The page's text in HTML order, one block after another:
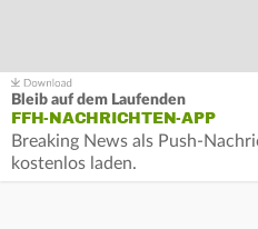
Bleib auf dem Laufenden
FFH-NACHRICHTEN-APP
Breaking News als Push-
kostenlos laden.